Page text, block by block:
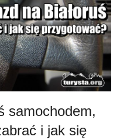
samochodem,
i jak się